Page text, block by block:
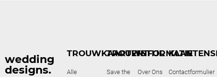
wedding
designs.
TROUWKAARTEN
Alle
TROUWSTIJL
Save the
INFORMATIE
Over Ons
Contactformulier